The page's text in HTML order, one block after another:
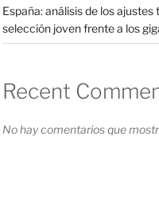
España: análisis de los ajustes
selección joven frente a los
Recent
No hay comentarios que